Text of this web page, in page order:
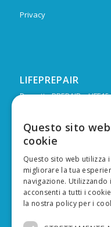
Privacy
LIFEPREPAIR
Progetto PREPAIR – LIFE15
Durata: Febbraio 2017 –
Budget: 16.805.939 € di
europeo
Capofila: Regione
del territorio e
FINANZIATO DA
Questo sito
cookie
Questo sito web utilizza
migliorare la tua
navigazione.
acconsenti a tutti i
la nostra policy per i